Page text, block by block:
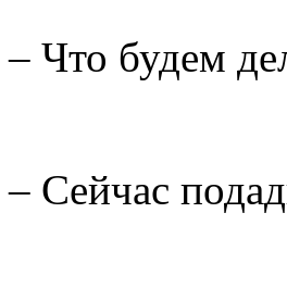
– Что будем
– Сейчас